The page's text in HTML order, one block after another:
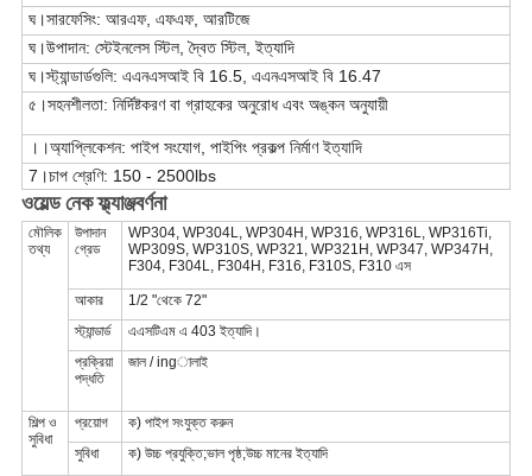
ঘ।সারফেসিং: আরএফ, এফএফ, আরটিজে
ঘ।উপাদান: স্টেইনলেস স্টিল, দ্বৈত স্টিল, ইত্যাদি
ঘ।স্ট্যান্ডার্ডগুলি: এএনএসআই বি 16.5, এএনএসআই বি 16.47
৫।সহনশীলতা: নির্দিষ্টকরণ বা গ্রাহকের অনুরোধ এবং অঙ্কন অনুযায়ী
।।অ্যাপ্লিকেশন: পাইপ সংযোগ, পাইপিং প্রকল্প নির্মাণ ইত্যাদি
7।চাপ শ্রেণি: 150 - 2500lbs
ওয়েল্ড নেক ফ্ল্যাঞ্জবর্ণনা
মৌলিক
তথ্য
উপাদান
গ্রেড
WP304, WP304L, WP304H, WP316, WP316L, WP316Ti,
WP309S, WP310S, WP321, WP321H, WP347, WP347H,
F304, F304L, F304H, F316, F310S, F310 এস
আকার
1/2 "থেকে 72"
স্ট্যান্ডার্ড
এএসটিএম এ 403 ইত্যাদি।
প্রক্রিয়া
পদ্ধতি
জাল / ingালাই
শিল্প ও
সুবিধা
প্রয়োগ
ক) পাইপ সংযুক্ত করুন
সুবিধা
ক) উচ্চ প্রযুক্তি;ভাল পৃষ্ঠ;উচ্চ মানের ইত্যাদি